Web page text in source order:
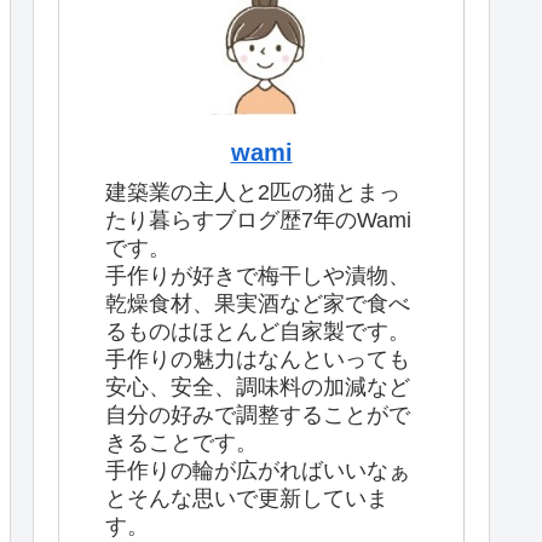
wami
建築業の主人と2匹の猫とまっ
たり暮らすブログ歴7年のWami
です。
手作りが好きで梅干しや漬物、
乾燥食材、果実酒など家で食べ
るものはほとんど自家製です。
手作りの魅力はなんといっても
安心、安全、調味料の加減など
自分の好みで調整することがで
きることです。
手作りの輪が広がればいいなぁ
とそんな思いで更新していま
す。